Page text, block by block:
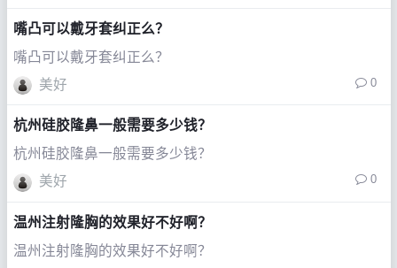
嘴凸可以戴牙套纠正么？
嘴凸可以戴牙套纠正么？
美好
0
杭州硅胶隆鼻一般需要多少钱？
杭州硅胶隆鼻一般需要多少钱？
美好
0
温州注射隆胸的效果好不好啊？
温州注射隆胸的效果好不好啊？